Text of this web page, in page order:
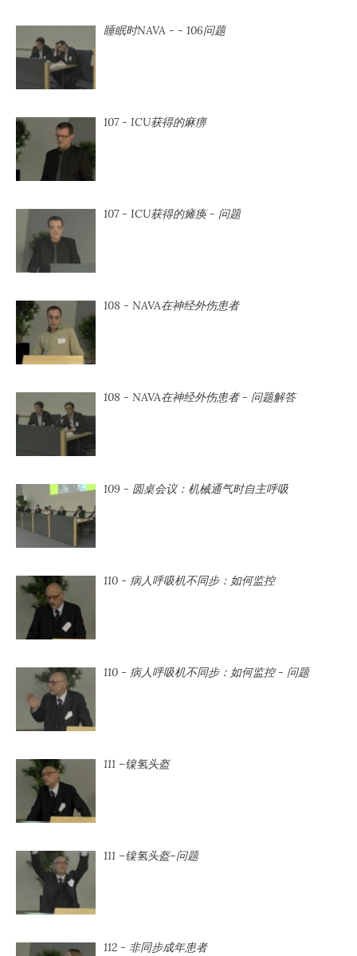
睡眠时NAVA - - 106问题
107 - ICU获得的麻痹
107 - ICU获得的瘫痪 - 问题
108 - NAVA在神经外伤患者
108 - NAVA在神经外伤患者 - 问题解答
109 - 圆桌会议：机械通气时自主呼吸
110 - 病人呼吸机不同步：如何监控
110 - 病人呼吸机不同步：如何监控 - 问题
111 –镍氢头盔
111 –镍氢头盔–问题
112 - 非同步成年患者